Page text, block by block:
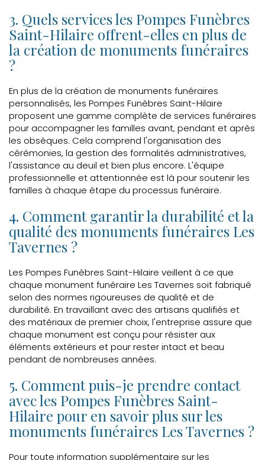
3. Quels services les Pompes Funèbres
Saint-Hilaire offrent-elles en plus de
la création de monuments funéraires
?
En plus de la création de monuments funéraires
personnalisés, les Pompes Funèbres Saint-Hilaire
proposent une gamme complète de services funéraires
pour accompagner les familles avant, pendant et après
les obsèques. Cela comprend l'organisation des
cérémonies, la gestion des formalités administratives,
l'assistance au deuil et bien plus encore. L'équipe
professionnelle et attentionnée est là pour soutenir les
familles à chaque étape du processus funéraire.
4. Comment garantir la durabilité et la
qualité des monuments funéraires Les
Tavernes ?
Les Pompes Funèbres Saint-Hilaire veillent à ce que
chaque monument funéraire Les Tavernes soit fabriqué
selon des normes rigoureuses de qualité et de
durabilité. En travaillant avec des artisans qualifiés et
des matériaux de premier choix, l'entreprise assure que
chaque monument est conçu pour résister aux
éléments extérieurs et pour rester intact et beau
pendant de nombreuses années.
5. Comment puis-je prendre contact
avec les Pompes Funèbres Saint-
Hilaire pour en savoir plus sur les
monuments funéraires Les Tavernes ?
Pour toute information supplémentaire sur les